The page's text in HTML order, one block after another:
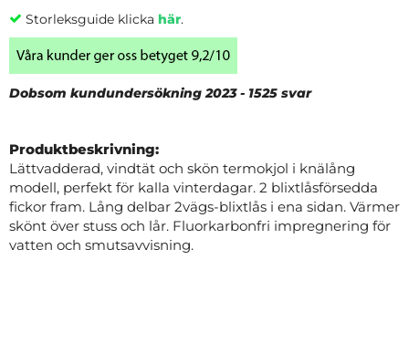
Storleksguide klicka här.
Dobsom kundundersökning 2023 - 1525 svar
Produktbeskrivning:
Lättvadderad, vindtät och skön termokjol i knälång
modell, perfekt för kalla vinterdagar. 2 blixtlåsförsedda
fickor fram. Lång delbar 2vägs-blixtlås i ena sidan. Värmer
skönt över stuss och lår. Fluorkarbonfri impregnering för
vatten och smutsavvisning.